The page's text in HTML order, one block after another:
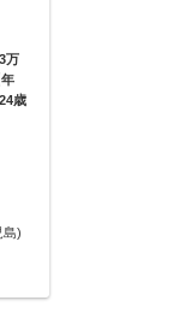
万
歳
島)